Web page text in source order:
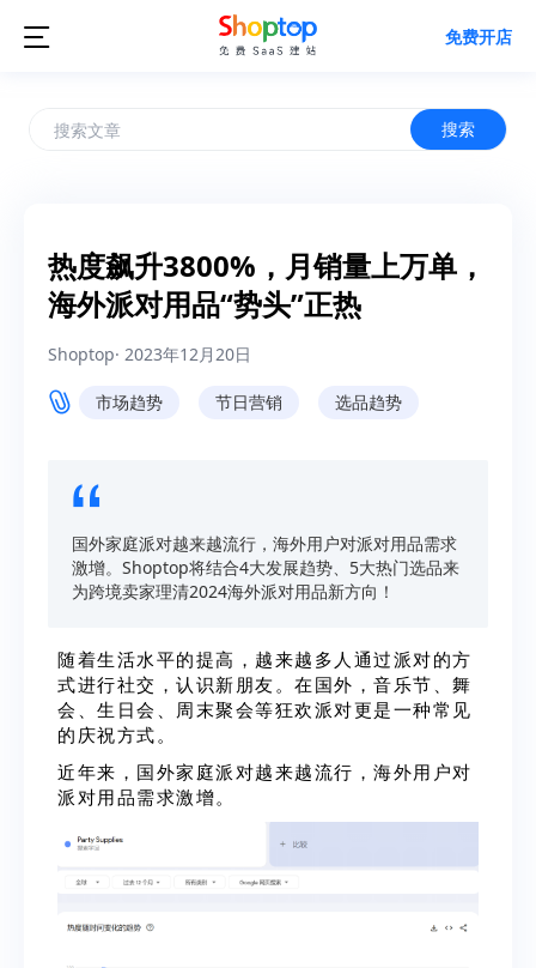
 免费开店
搜索
热度飙升3800%，月销量上万单，
海外派对用品“势头”正热
Shoptop· 2023年12月20日
市场趋势 节日营销 选品趋势
国外家庭派对越来越流行，海外用户对派对用品需求
激增。Shoptop将结合4大发展趋势、5大热门选品来
为跨境卖家理清2024海外派对用品新方向！
随着生活水平的提高， 越来越多人通过派对的方
式进行社交，认识新朋友。 在国外，音乐节、舞
会、生日会、周末聚会等狂欢派对更是一种常见
的庆祝方式。
近年来，国外家庭派对越来越流行，海外用户对
派对用品需求激增。